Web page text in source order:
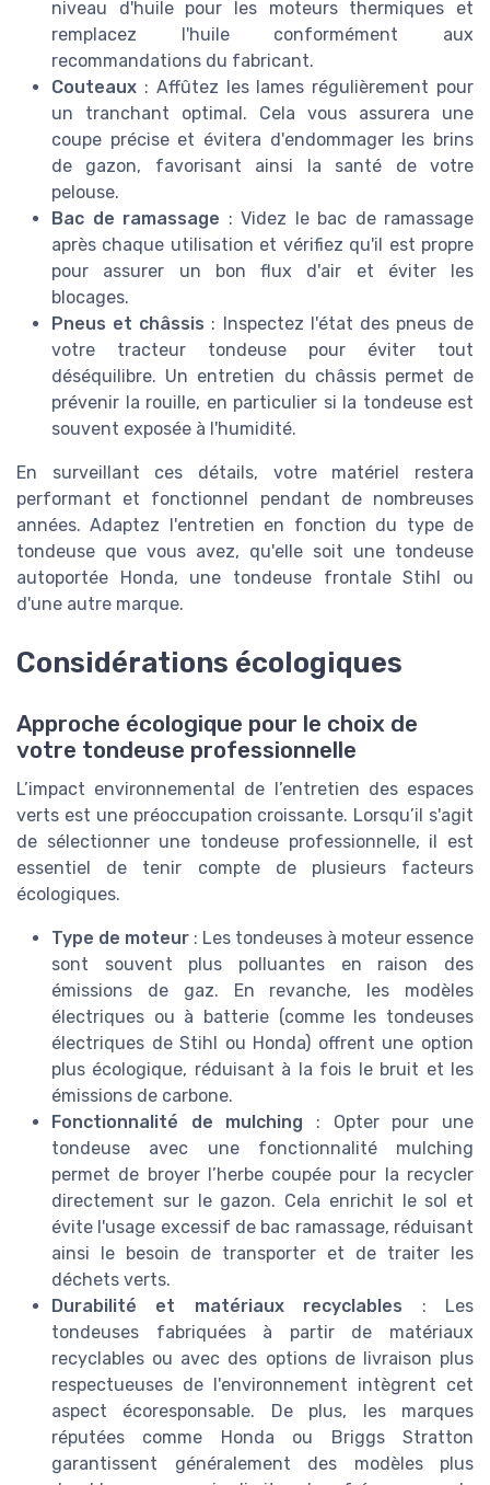
niveau d'huile pour les moteurs thermiques et
remplacez l'huile conformément aux
recommandations du fabricant.
Couteaux : Affûtez les lames régulièrement pour
un tranchant optimal. Cela vous assurera une
coupe précise et évitera d'endommager les brins
de gazon, favorisant ainsi la santé de votre
pelouse.
Bac de ramassage : Videz le bac de ramassage
après chaque utilisation et vérifiez qu'il est propre
pour assurer un bon flux d'air et éviter les
blocages.
Pneus et châssis : Inspectez l'état des pneus de
votre tracteur tondeuse pour éviter tout
déséquilibre. Un entretien du châssis permet de
prévenir la rouille, en particulier si la tondeuse est
souvent exposée à l'humidité.
En surveillant ces détails, votre matériel restera
performant et fonctionnel pendant de nombreuses
années. Adaptez l'entretien en fonction du type de
tondeuse que vous avez, qu'elle soit une tondeuse
autoportée Honda, une tondeuse frontale Stihl ou
d'une autre marque.
Considérations écologiques
Approche écologique pour le choix de
votre tondeuse professionnelle
L’impact environnemental de l’entretien des espaces
verts est une préoccupation croissante. Lorsqu’il s'agit
de sélectionner une tondeuse professionnelle, il est
essentiel de tenir compte de plusieurs facteurs
écologiques.
Type de moteur : Les tondeuses à moteur essence
sont souvent plus polluantes en raison des
émissions de gaz. En revanche, les modèles
électriques ou à batterie (comme les tondeuses
électriques de Stihl ou Honda) offrent une option
plus écologique, réduisant à la fois le bruit et les
émissions de carbone.
Fonctionnalité de mulching : Opter pour une
tondeuse avec une fonctionnalité mulching
permet de broyer l’herbe coupée pour la recycler
directement sur le gazon. Cela enrichit le sol et
évite l'usage excessif de bac ramassage, réduisant
ainsi le besoin de transporter et de traiter les
déchets verts.
Durabilité et matériaux recyclables : Les
tondeuses fabriquées à partir de matériaux
recyclables ou avec des options de livraison plus
respectueuses de l'environnement intègrent cet
aspect écoresponsable. De plus, les marques
réputées comme Honda ou Briggs Stratton
garantissent généralement des modèles plus